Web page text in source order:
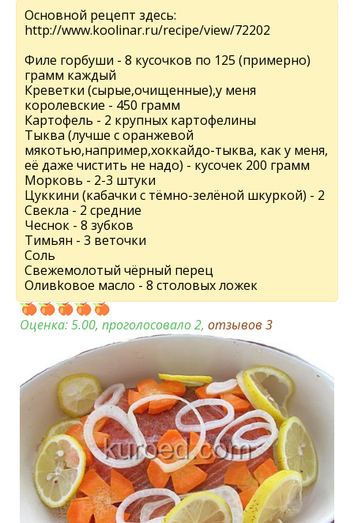
Основной рецепт здесь:
http://www.koolinar.ru/recipe/view/72202
Филе горбуши - 8 кусочков по 125 (примерно)
грамм каждый
Креветки (сырые,очищенные),у меня
королевcкие - 450 грамм
Картофель - 2 крупных картофелины
Тыква (лучше с оранжевой
мякотью,например,хоккайдо-тыква, как у меня,
её даже чистить не надо) - кусочек 200 грамм
Морковь - 2-3 штуки
Цуккини (кабачки с тёмно-зелёной шкуркой) - 2
Свекла - 2 средние
Чеснок - 8 зубков
Тимьян - 3 веточки
Соль
Свежемолотый чёрный перец
Оливkовое масло - 8 столовых ложек
Оценка:5.00, проголосовало 2, отзывов 3